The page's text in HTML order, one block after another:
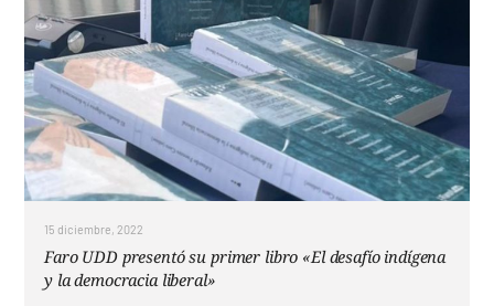
15 diciembre, 2022
Faro UDD presentó su primer libro «El desafío indígena
y la democracia liberal»